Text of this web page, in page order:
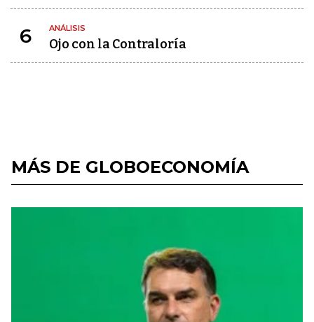
6 ANÁLISIS
Ojo con la Contraloría
MÁS DE GLOBOECONOMÍA